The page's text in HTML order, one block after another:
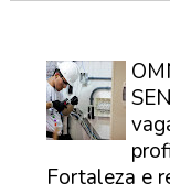
Fortaleza e